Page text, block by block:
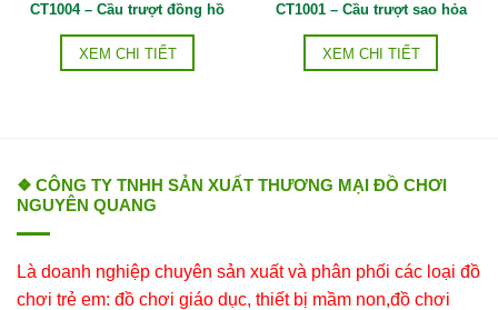
CT1004 – Cầu trượt đồng hồ
XEM CHI TIẾT
CT1001 – Cầu trượt sao hỏa
XEM CHI TIẾT
❖ CÔNG TY TNHH SẢN XUẤT THƯƠNG MẠI ĐỒ CHƠI
NGUYÊN QUANG
Là doanh nghiệp chuyên sản xuất và phân phối các loại đồ
chơi trẻ em: đồ chơi giáo dục, thiết bị mầm non,đồ chơi